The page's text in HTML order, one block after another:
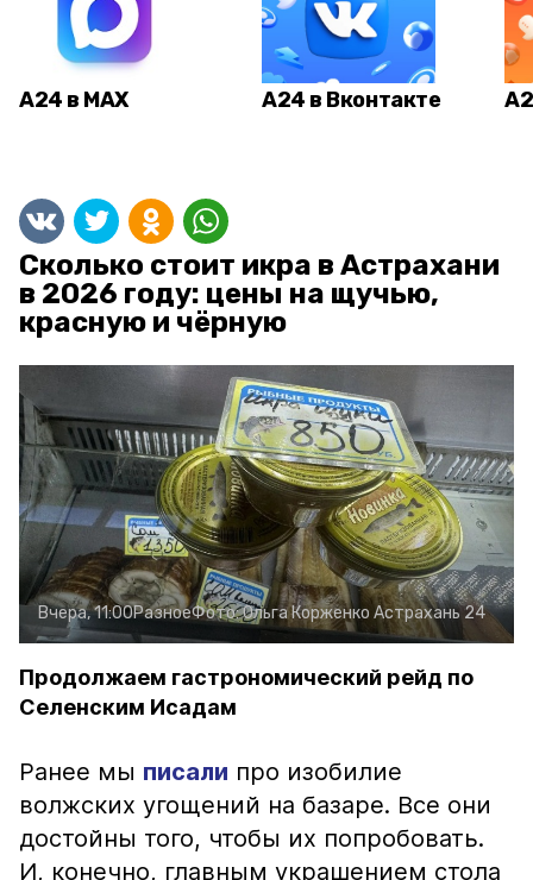
А24 в MAX А24 в Вконтакте
Сколько стоит икра в Астрахани
в 2026 году: цены на щучью,
красную и чёрную
Вчера, 11:00РазноеФото:Ольга Корженко Астрахань 24
Продолжаем гастрономический рейд по
Селенским Исадам
Ранее мы писали про изобилие
волжских угощений на базаре. Все они
достойны того, чтобы их попробовать.
И, конечно, главным украшением стола